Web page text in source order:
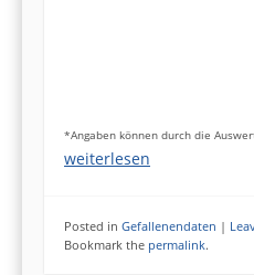
*Angaben können durch die
weiterlesen
Posted in Gefallenendaten |
Bookmark the permalink.